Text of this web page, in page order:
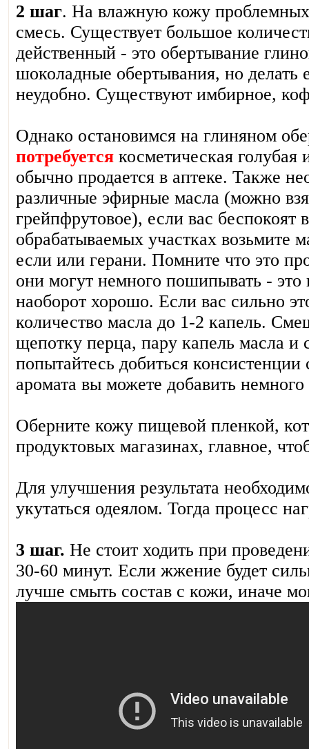
2 шаг. На влажную кожу проблемных
смесь. Существует большое
действенный - это обертывание
шоколадные обертывания, но делать
неудобно. Существуют имбирное,
Однако остановимся на глиняном
потребуется косметическая голубая
обычно продается в аптеке. Также
различные эфирные масла (можно
грейпфрутовое), если вас беспокоят
обрабатываемых участках возьмите
если или герани. Помните что это
они могут немного пошипывать -
наоборот хорошо. Если вас сильно
количество масла до 1-2 капель.
щепотку перца, пару капель масла
попытайтесь добиться
аромата вы можете добавить
Оберните кожу пищевой пленкой,
продуктовых магазинах, главное,
Для улучшения результата
укутаться одеялом. Тогда процесс
3 шаг. Не стоит ходить при
30-60 минут. Если жжение будет
лучше смыть состав с кожи, иначе